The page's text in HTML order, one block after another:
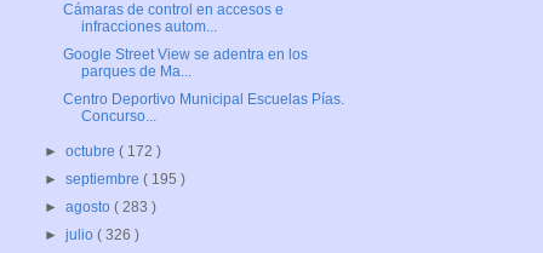
Cámaras de control en accesos e
infracciones autom...
Google Street View se adentra en los
parques de Ma...
Centro Deportivo Municipal Escuelas Pías.
Concurso...
►octubre( 172 )
►septiembre( 195 )
►agosto( 283 )
►julio( 326 )